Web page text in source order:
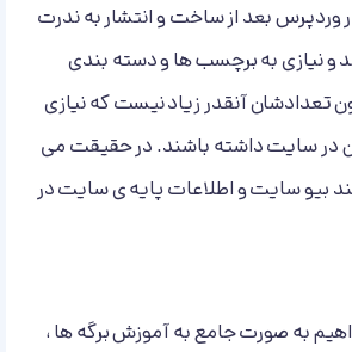
بعد از ساخت و انتشار به ندرت
و نیازی به برچسب ها و دسته بندی
تعدادشان آنقدر زیاد نیست که نیازی
در سایت داشته باشند. در حقیقت می
بیو سایت و اطلاعات پایه ی سایت در
به صورت جامع به آموزش برگه ها ،